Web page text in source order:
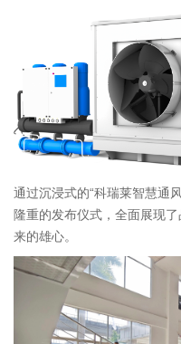
通过沉浸式的“科瑞莱智慧通
隆重的发布仪式，全面展现
来的雄心。